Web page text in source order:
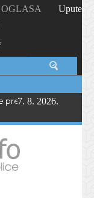
Upute
preko 1.700
7. 8. 2026.